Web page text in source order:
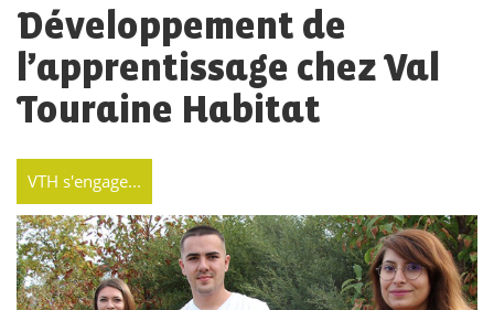
Contact
Développement de
l’apprentissage chez Val
Touraine Habitat
VTH s'engage...